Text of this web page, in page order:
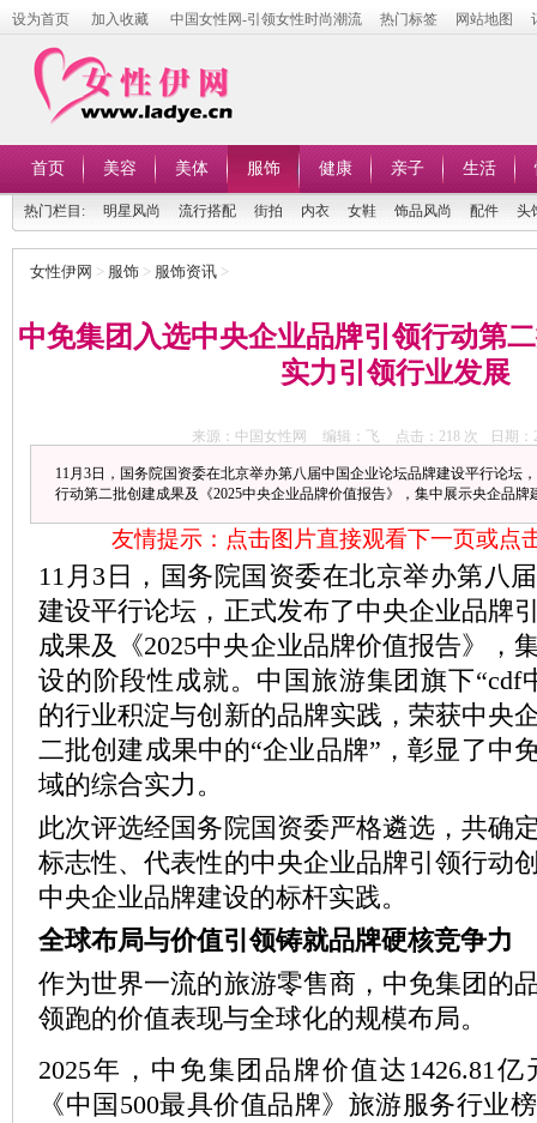
设为首页 加入收藏 中国女性网-引领女性时尚潮流 热门标签 网站地图
首页 美容 美体 服饰 健康 亲子 生活
热门栏目: 明星风尚 流行搭配 街拍 内衣 女鞋 饰品风尚 配件 头
女性伊网 > 服饰 > 服饰资讯 >
中免集团入选中央企业品牌引领行动第
实力引领行业发展
来源：中国女性网 编辑：飞 点击： 218 次 日期：
11月3日，国务院国资委在北京举办第八届中国企业论坛品牌建设平行论坛
行动第二批创建成果及《2025中央企业品牌价值报告》，集中展示央企品牌
友情提示：点击图片直接观看下一页或点
11月3日，国务院国资委在北京举办第八
建设平行论坛，正式发布了中央企业品牌
成果及《2025中央企业品牌价值报告》，
设的阶段性成就。中国旅游集团旗下“cdf
的行业积淀与创新的品牌实践，荣获中央
二批创建成果中的“企业品牌”，彰显了中
域的综合实力。
此次评选经国务院国资委严格遴选，共确
标志性、代表性的中央企业品牌引领行动
中央企业品牌建设的标杆实践。
全球布局与价值引领铸就品牌硬核竞争力
作为世界一流的旅游零售商，中免集团的
领跑的价值表现与全球化的规模布局。
2025年，中免集团品牌价值达1426.81
《中国500最具价值品牌》旅游服务行业